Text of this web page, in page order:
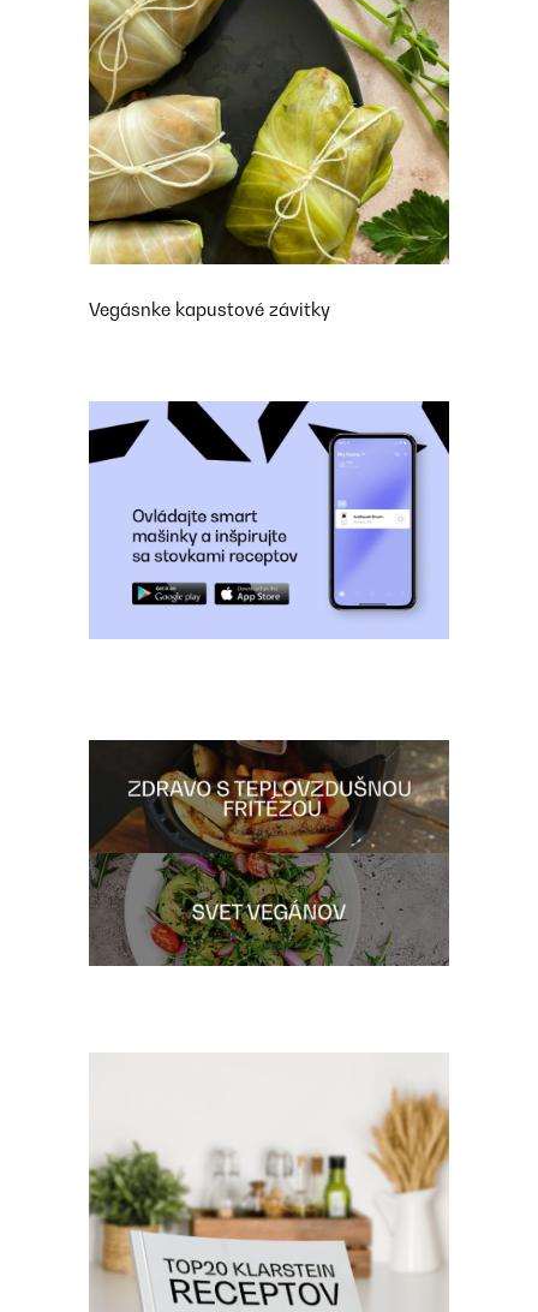
Vegásnke kapustové závitky